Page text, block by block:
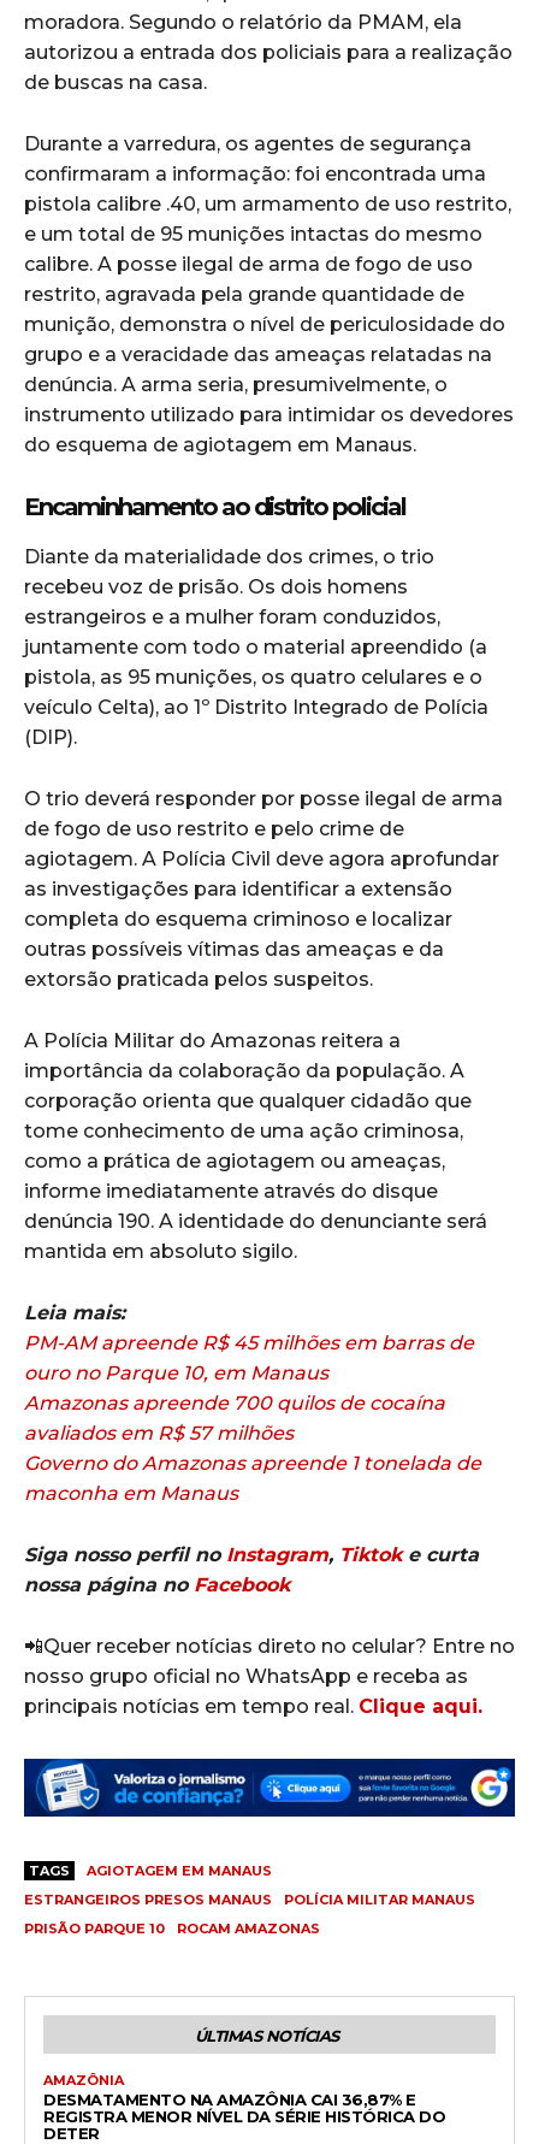
moradora. Segundo o relatório da PMAM, ela
autorizou a entrada dos policiais para a realização
de buscas na casa.
Durante a varredura, os agentes de segurança
confirmaram a informação: foi encontrada uma
pistola calibre .40, um armamento de uso restrito,
e um total de 95 munições intactas do mesmo
calibre. A posse ilegal de arma de fogo de uso
restrito, agravada pela grande quantidade de
munição, demonstra o nível de periculosidade do
grupo e a veracidade das ameaças relatadas na
denúncia. A arma seria, presumivelmente, o
instrumento utilizado para intimidar os devedores
do esquema de agiotagem em Manaus.
Encaminhamento ao distrito policial
Diante da materialidade dos crimes, o trio
recebeu voz de prisão. Os dois homens
estrangeiros e a mulher foram conduzidos,
juntamente com todo o material apreendido (a
pistola, as 95 munições, os quatro celulares e o
veículo Celta), ao 1º Distrito Integrado de Polícia
(DIP).
O trio deverá responder por posse ilegal de arma
de fogo de uso restrito e pelo crime de
agiotagem. A Polícia Civil deve agora aprofundar
as investigações para identificar a extensão
completa do esquema criminoso e localizar
outras possíveis vítimas das ameaças e da
extorsão praticada pelos suspeitos.
A Polícia Militar do Amazonas reitera a
importância da colaboração da população. A
corporação orienta que qualquer cidadão que
tome conhecimento de uma ação criminosa,
como a prática de agiotagem ou ameaças,
informe imediatamente através do disque
denúncia 190. A identidade do denunciante será
mantida em absoluto sigilo.
Leia mais:
PM-AM apreende R$ 45 milhões em barras de
ouro no Parque 10, em Manaus
Amazonas apreende 700 quilos de cocaína
avaliados em R$ 57 milhões
Governo do Amazonas apreende 1 tonelada de
maconha em Manaus
Siga nosso perfil no Instagram, Tiktoke curta
nossa página no Facebook
📲Quer receber notícias direto no celular? Entre no
nosso grupo oficial no WhatsApp e receba as
principais notícias em tempo real. Clique aqui.
TAGS
AGIOTAGEM EM MANAUS
ESTRANGEIROS PRESOS MANAUS
POLÍCIA MILITAR MANAUS
PRISÃO PARQUE 10
ROCAM AMAZONAS
ÚLTIMAS NOTÍCIAS
AMAZÔNIA
DESMATAMENTO NA AMAZÔNIA CAI 36,87% E
REGISTRA MENOR NÍVEL DA SÉRIE HISTÓRICA DO
DETER